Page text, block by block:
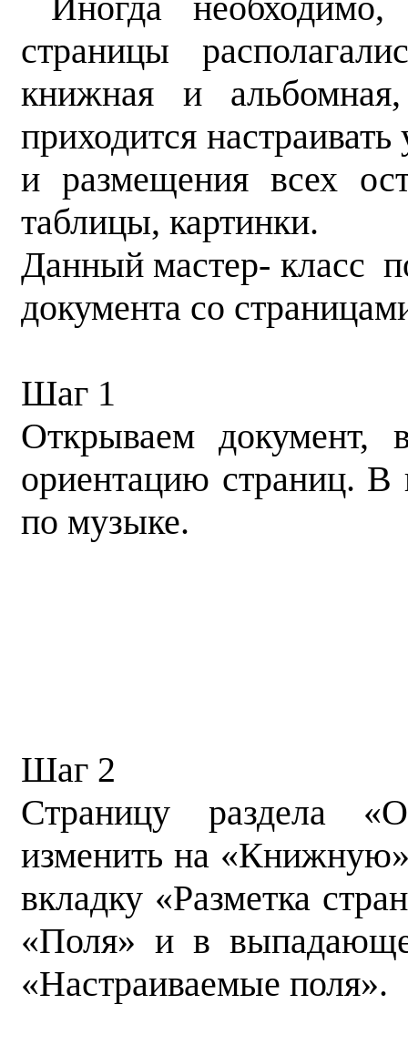
страницы
книжная и
приходится
и размещения всех
таблицы, картинки.
Данный мастер- класс
документа со
Шаг 1
Открываем
ориентацию страниц.
по музыке.
Шаг 2
Страницу раздела
изменить на
вкладку «Разметка
«Поля» и в
«Настраиваемые поля».